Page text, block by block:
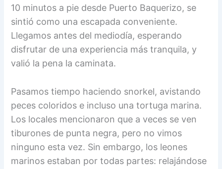
10 minutos a pie desde Puerto Baquerizo, se
sintió como una escapada conveniente.
Llegamos antes del mediodía, esperando
disfrutar de una experiencia más tranquila, y
valió la pena la caminata.
Pasamos tiempo haciendo snorkel, avistando
peces coloridos e incluso una tortuga marina.
Los locales mencionaron que a veces se ven
tiburones de punta negra, pero no vimos
ninguno esta vez. Sin embargo, los leones
marinos estaban por todas partes: relajándose